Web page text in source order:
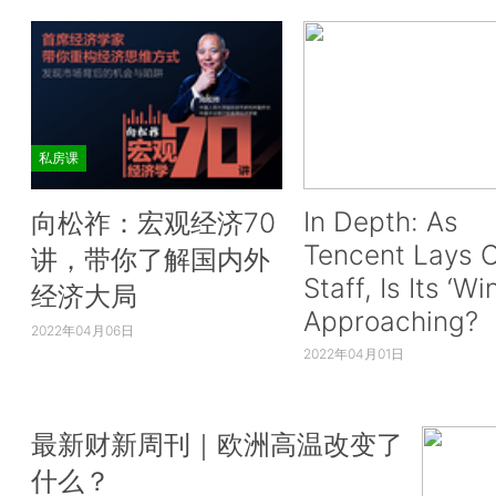
私房课
向松祚：宏观经济70
讲，带你了解国内外
经济大局
2022年04月06日
In Depth: As
Tencent Lays
Staff, Is Its
Approaching?
2022年04月01日
最新财新周刊｜欧洲高温改变了
什么？